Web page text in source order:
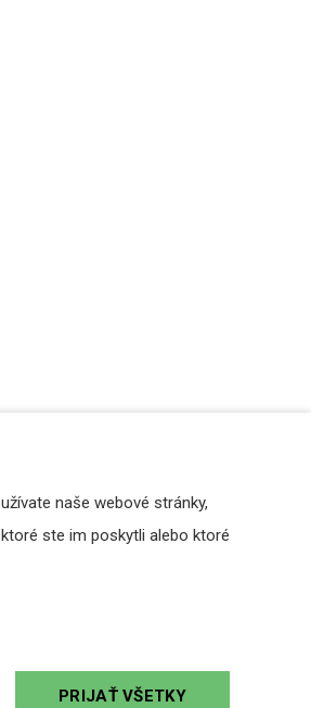
naše webové stránky,
ste im poskytli alebo ktoré
PRIJAŤ VŠETKY